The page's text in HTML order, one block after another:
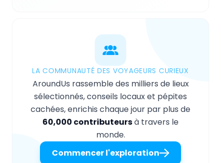
LA COMMUNAUTÉ DES VOYAGEURS CURIEUX
AroundUs rassemble des milliers de lieux
sélectionnés, conseils locaux et pépites
cachées, enrichis chaque jour par plus de
60,000 contributeursà travers le
monde.
Commencer l'exploration